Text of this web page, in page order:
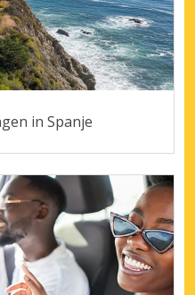
in Spanje